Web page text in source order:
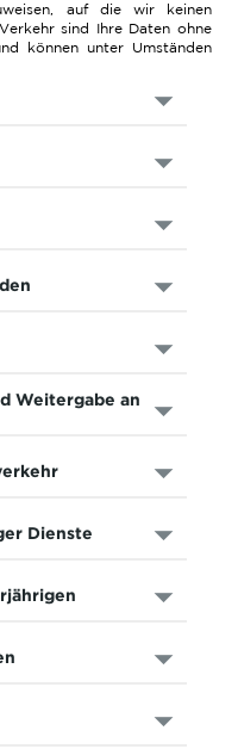
auf die wir keinen
sind Ihre Daten ohne
können unter Umständen
Weitergabe an
Dienste